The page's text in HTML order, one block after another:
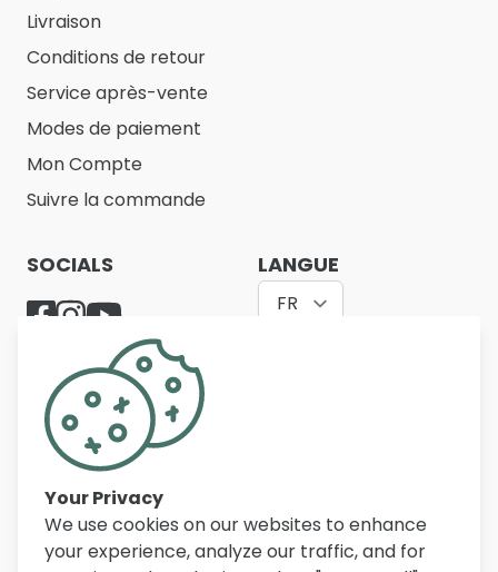
Your Privacy
We use cookies on our websites to enhance
your experience, analyze our traffic, and for
Livraison
Conditions de retour
Service après-vente
Modes de paiement
Mon Compte
Suivre la commande
SOCIALS LANGUE
FR
Belfurn propose un large assortiment de meubles
de qualité pour le salon, la salle à manger, la
chambre à coucher, le bureau et l’entrée. Avec
des milliers d’articles, des prix compétitifs et un
service personnalisé, nous aidons chaque jour nos
clients en Belgique, aux Pays-Bas et en France à
aménager leur intérieur.